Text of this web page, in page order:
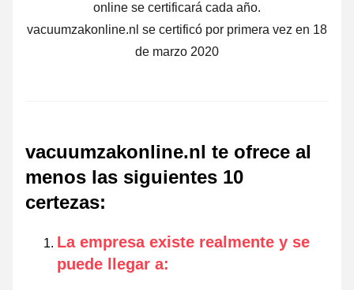
online se certificará cada año.
vacuumzakonline.nl se certificó por primera vez en 18
de marzo 2020
vacuumzakonline.nl te ofrece al
menos las siguientes 10
certezas:
La empresa existe realmente y se
puede llegar a: